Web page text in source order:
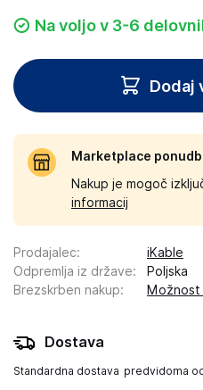
Na voljo v 3-6
Dodaj
Marketplace
Nakup je mogoč
informacij
Prodajalec:
iKable
Odpremlja iz države:
Poljska
Brezskrben nakup: Možnost
Dostava
Standardna dostava predvidoma